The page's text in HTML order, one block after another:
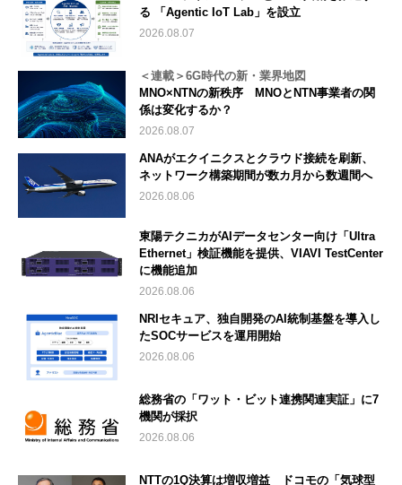
る 「Agentic IoT Lab」を設立
2026.08.07
＜連載＞6G時代の新・業界地図
MNO×NTNの新秩序 MNOとNTN事業者の関
係は変化するか？
2026.08.07
ANAがエクイニクスとクラウド接続を刷新、
ネットワーク構築期間が数カ月から数週間へ
2026.08.06
東陽テクニカがAIデータセンター向け「Ultra
Ethernet」検証機能を提供、VIAVI TestCenter
に機能追加
2026.08.06
NRIセキュア、独自開発のAI統制基盤を導入し
たSOCサービスを運用開始
2026.08.06
総務省の「ワット・ビット連携関連実証」に7
機関が採択
2026.08.06
NTTの1Q決算は増収増益 ドコモの「気球型